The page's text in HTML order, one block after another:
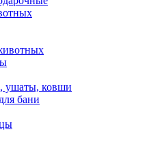
ушаты, ковши
бани